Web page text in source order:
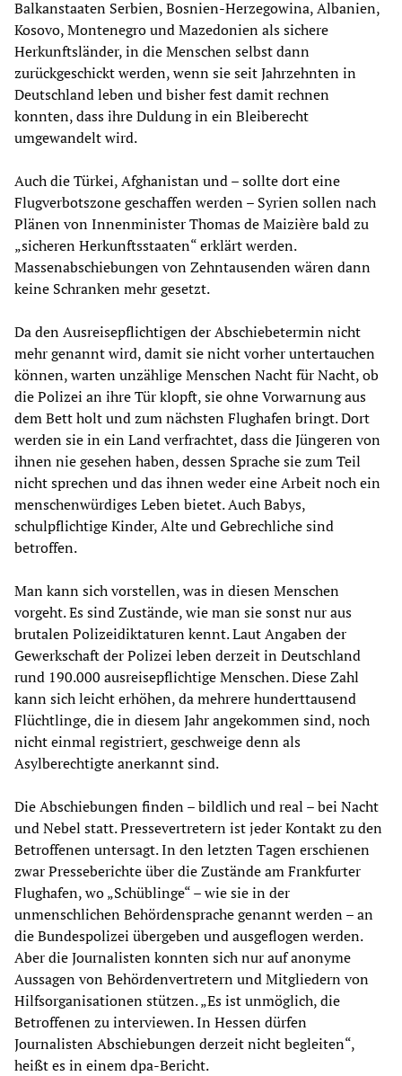
Balkanstaaten Serbien, Bosnien-Herzegowina, Albanien,
Kosovo, Montenegro und Mazedonien als sichere
Herkunftsländer, in die Menschen selbst dann
zurückgeschickt werden, wenn sie seit Jahrzehnten in
Deutschland leben und bisher fest damit rechnen
konnten, dass ihre Duldung in ein Bleiberecht
umgewandelt wird.
Auch die Türkei, Afghanistan und – sollte dort eine
Flugverbotszone geschaffen werden – Syrien sollen nach
Plänen von Innenminister Thomas de Maizière bald zu
„sicheren Herkunftsstaaten“ erklärt werden.
Massenabschiebungen von Zehntausenden wären dann
keine Schranken mehr gesetzt.
Da den Ausreisepflichtigen der Abschiebetermin nicht
mehr genannt wird, damit sie nicht vorher untertauchen
können, warten unzählige Menschen Nacht für Nacht, ob
die Polizei an ihre Tür klopft, sie ohne Vorwarnung aus
dem Bett holt und zum nächsten Flughafen bringt. Dort
werden sie in ein Land verfrachtet, dass die Jüngeren von
ihnen nie gesehen haben, dessen Sprache sie zum Teil
nicht sprechen und das ihnen weder eine Arbeit noch ein
menschenwürdiges Leben bietet. Auch Babys,
schulpflichtige Kinder, Alte und Gebrechliche sind
betroffen.
Man kann sich vorstellen, was in diesen Menschen
vorgeht. Es sind Zustände, wie man sie sonst nur aus
brutalen Polizeidiktaturen kennt. Laut Angaben der
Gewerkschaft der Polizei leben derzeit in Deutschland
rund 190.000 ausreisepflichtige Menschen. Diese Zahl
kann sich leicht erhöhen, da mehrere hunderttausend
Flüchtlinge, die in diesem Jahr angekommen sind, noch
nicht einmal registriert, geschweige denn als
Asylberechtigte anerkannt sind.
Die Abschiebungen finden – bildlich und real – bei Nacht
und Nebel statt. Pressevertretern ist jeder Kontakt zu den
Betroffenen untersagt. In den letzten Tagen erschienen
zwar Presseberichte über die Zustände am Frankfurter
Flughafen, wo „Schüblinge“ – wie sie in der
unmenschlichen Behördensprache genannt werden – an
die Bundespolizei übergeben und ausgeflogen werden.
Aber die Journalisten konnten sich nur auf anonyme
Aussagen von Behördenvertretern und Mitgliedern von
Hilfsorganisationen stützen. „Es ist unmöglich, die
Betroffenen zu interviewen. In Hessen dürfen
Journalisten Abschiebungen derzeit nicht begleiten“,
heißt es in einem dpa-Bericht.